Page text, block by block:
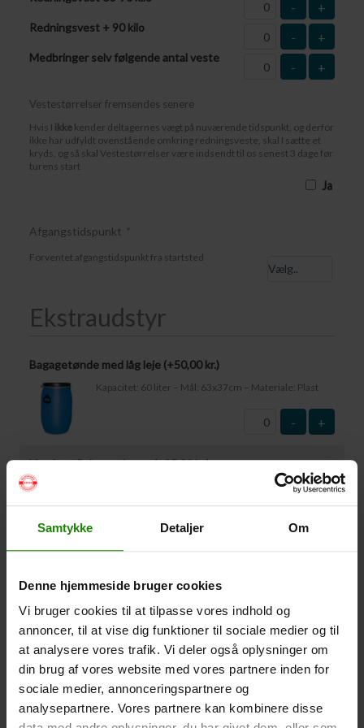
Samtykke Detaljer Om
Denne hjemmeside bruger cookies
Vi bruger cookies til at tilpasse vores indhold og
annoncer, til at vise dig funktioner til sociale medier og til
at analysere vores trafik. Vi deler også oplysninger om
din brug af vores website med vores partnere inden for
sociale medier, annonceringspartnere og
analysepartnere. Vores partnere kan kombinere disse
- +
Redningsvest + 90 kilo
- +
Medbringer selv følgende antal veste
- +
Vestestørrelser fremsendes senere
Hvis I ikke kender deltagernes vægt på nuværende tidspunkt, og derfor
ikke har udfyldt ovenstående omkring redningsveste, skal I sætte et
kryds, og så skal Vestestørrelser være indsendt til os senest 3 dage før
turens start
Ja
Afgangstidspunkt *
Forventet afgangstidspunkt fra startsted
Ekstraudstyr
Bagagetønde med låg leje (+50,00kr.)
Kapacitet: 60 liter – Mål: 63x37cm – Materiale: Plast
- +
Vandtæt Pakpose Large (+95,00kr.)
Volumen: 36 liter – Størrelse: 30x30x61cm. –
-
100% Polyester
- +
Vandtæt Smartphone Etui (+60,00kr.)
Størrelse 22,5×11,5cm. Telefonen kan betjenes når
den er i etuiet. Vandtæt ned til 1 meter.